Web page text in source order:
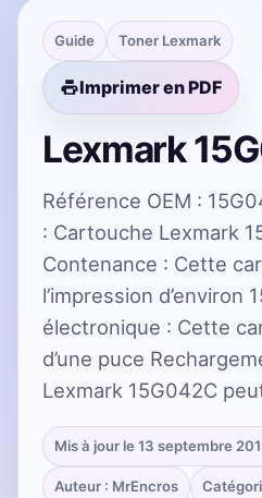
Guide Toner Lexmark
Imprimer en PDF
Lexmark
Référence OEM :
: Cartouche Lexmark
Contenance : Cette
l’impression d’environ
électronique : Cette
d’une puce
Lexmark 15G042C
Mis à jour le 13 septembre
Auteur : MrEncros